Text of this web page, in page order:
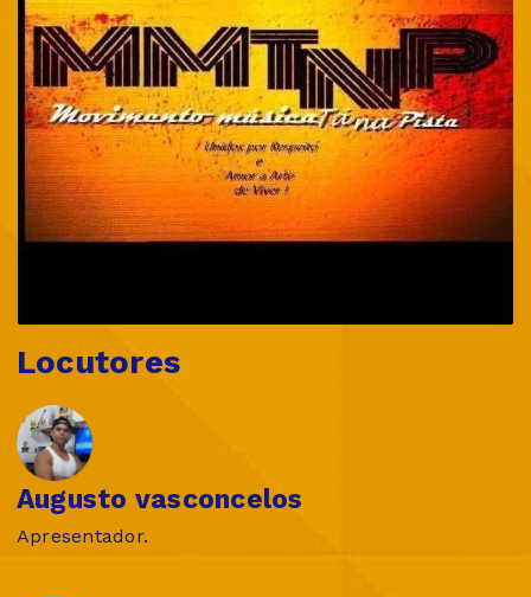
Locutores
Augusto vasconcelos
Apresentador.